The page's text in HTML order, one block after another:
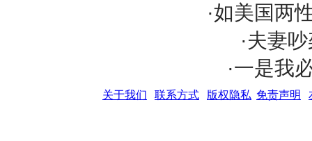
·如美国两
·夫妻
·一是我